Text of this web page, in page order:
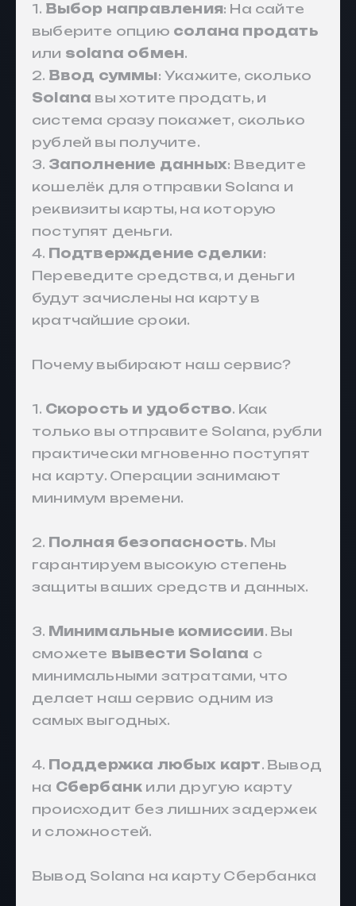
1. Выбор направления: На сайте
выберите опцию солана продать
или solana обмен.
2. Ввод суммы: Укажите, сколько
Solana вы хотите продать, и
система сразу покажет, сколько
рублей вы получите.
3. Заполнение данных: Введите
кошелёк для отправки Solana и
реквизиты карты, на которую
поступят деньги.
4. Подтверждение сделки:
Переведите средства, и деньги
будут зачислены на карту в
кратчайшие сроки.
Почему выбирают наш сервис?
1. Скорость и удобство. Как
только вы отправите Solana, рубли
практически мгновенно поступят
на карту. Операции занимают
минимум времени.
2. Полная безопасность. Мы
гарантируем высокую степень
защиты ваших средств и данных.
3. Минимальные комиссии. Вы
сможете вывести Solana с
минимальными затратами, что
делает наш сервис одним из
самых выгодных.
4. Поддержка любых карт. Вывод
на Сбербанк или другую карту
происходит без лишних задержек
и сложностей.
Вывод Solana на карту Сбербанка